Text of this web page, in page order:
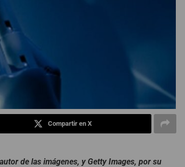
Compartir en X
de las imágenes, y Getty Images, por su